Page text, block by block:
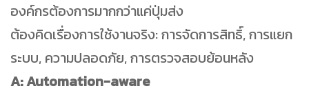
องค์กรต้องการมากกว่าแค่ปุ่มส่ง
ต้องคิดเรื่องการใช้งานจริง: การจัดการสิทธิ์, การแยก
ระบบ, ความปลอดภัย, การตรวจสอบย้อนหลัง
A: Automation-aware